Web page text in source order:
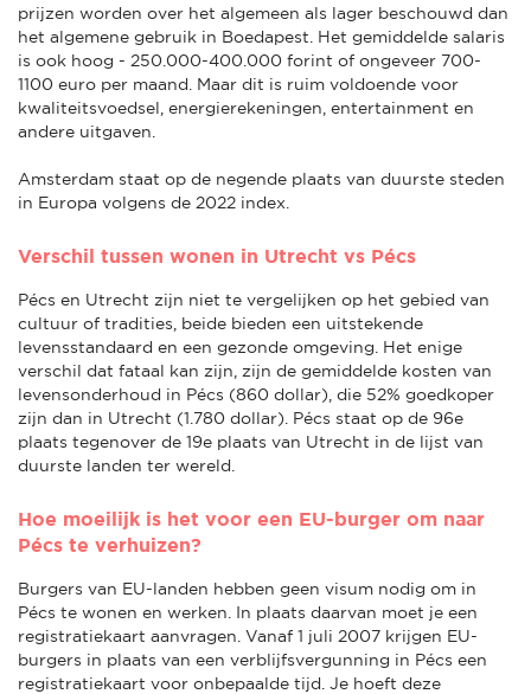
prijzen worden over het algemeen als lager beschouwd dan
het algemene gebruik in Boedapest. Het gemiddelde salaris
is ook hoog - 250.000-400.000 forint of ongeveer 700-
1100 euro per maand. Maar dit is ruim voldoende voor
kwaliteitsvoedsel, energierekeningen, entertainment en
andere uitgaven.
Amsterdam staat op de negende plaats van duurste steden
in Europa volgens de 2022 index.
Verschil tussen wonen in Utrecht vs Pécs
Pécs en Utrecht zijn niet te vergelijken op het gebied van
cultuur of tradities, beide bieden een uitstekende
levensstandaard en een gezonde omgeving. Het enige
verschil dat fataal kan zijn, zijn de gemiddelde kosten van
levensonderhoud in Pécs (860 dollar), die 52% goedkoper
zijn dan in Utrecht (1.780 dollar). Pécs staat op de 96e
plaats tegenover de 19e plaats van Utrecht in de lijst van
duurste landen ter wereld.
Hoe moeilijk is het voor een EU-burger om naar
Pécs te verhuizen?
Burgers van EU-landen hebben geen visum nodig om in
Pécs te wonen en werken. In plaats daarvan moet je een
registratiekaart aanvragen. Vanaf 1 juli 2007 krijgen EU-
burgers in plaats van een verblijfsvergunning in Pécs een
registratiekaart voor onbepaalde tijd. Je hoeft deze